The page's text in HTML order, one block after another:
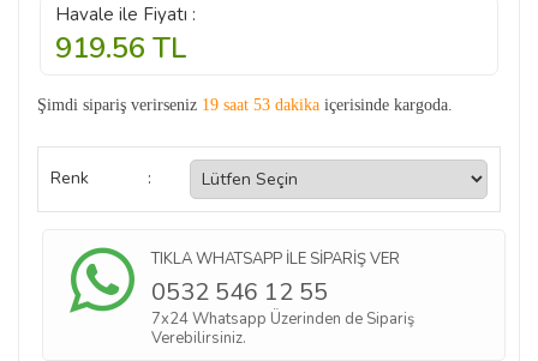
Havale ile Fiyatı :
919.56 TL
Şimdi sipariş verirseniz 19 saat 53 dakika içerisinde kargoda.
Renk :
TIKLA WHATSAPP İLE SİPARİŞ VER
0532 546 12 55
7x24 Whatsapp Üzerinden de Sipariş
Verebilirsiniz.